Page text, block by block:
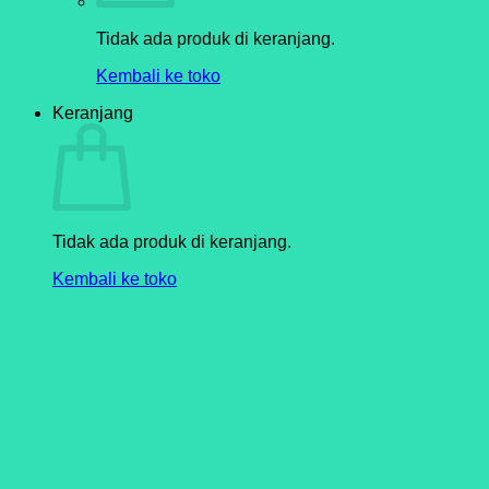
Tidak ada produk di keranjang.
Kembali ke toko
Keranjang
Tidak ada produk di keranjang.
Kembali ke toko